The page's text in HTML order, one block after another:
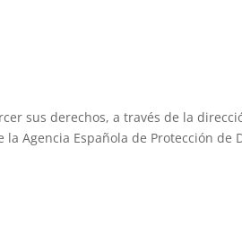
sus derechos, a través de la
Agencia Española de Protección de